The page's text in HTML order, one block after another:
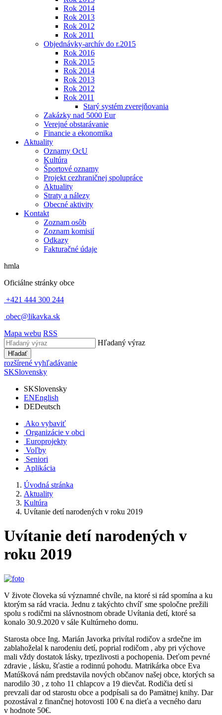
Rok 2014
Rok 2013
Rok 2012
Rok 2011
Objednávky-archív do r.2015
Rok 2016
Rok 2015
Rok 2014
Rok 2013
Rok 2012
Rok 2011
Starý systém zverejňovania
Zakázky nad 5000 Eur
Verejné obstarávanie
Financie a ekonomika
Aktuality
Oznamy OcU
Kultúra
Športové oznamy
Projekt cezhraničnej spolupráce
Aktuality
Straty a nálezy
Obecné aktivity
Kontakt
Zoznam osôb
Zoznam komisií
Odkazy
Fakturačné údaje
hmla
Oficiálne stránky obce
+421 444 300 244
obec@likavka.sk
Mapa webu RSS
Hľadaný výraz
Hľadať
rozšírené vyhľadávanie
SKSlovensky
SKSlovensky
ENEnglish
DEDeutsch
Ako vybaviť
Organizácie v obci
Europrojekty
Voľby
Seniori
Aplikácia
Úvodná stránka
Aktuality
Kultúra
Uvítanie detí narodených v roku 2019
Uvítanie detí narodených v
roku 2019
V živote človeka sú významné chvíle, na ktoré si rád spomína a ku
ktorým sa rád vracia. Jednu z takýchto chvíľ sme spoločne prežili
spolu s rodičmi na slávnostnom obrade Uvítania detí, ktoré sa
konalo 30.9.2020 v sále Kultúrneho domu.
Starosta obce Ing. Marián Javorka privítal rodičov a srdečne im
zablahoželal k narodeniu detí, poprial rodičom , aby pri výchove
mali vždy dostatok lásky, trpezlivosti a pochopenia. Deťom pevné
zdravie , lásku, šťastie a rodinnú pohodu. Matrikárka obce Eva
Matúšková nám predstavila nových občanov našej obce, ktorých sa
narodilo 30 , z toho 11 chlapcov a 19 dievčat. Rodičia detí si
prevzali dar od starostu obce a podpísali sa do Pamätnej knihy. Dar
pozostával z finančnej hotovosti 100 € na dieťa a vecného daru
v hodnote 50€.